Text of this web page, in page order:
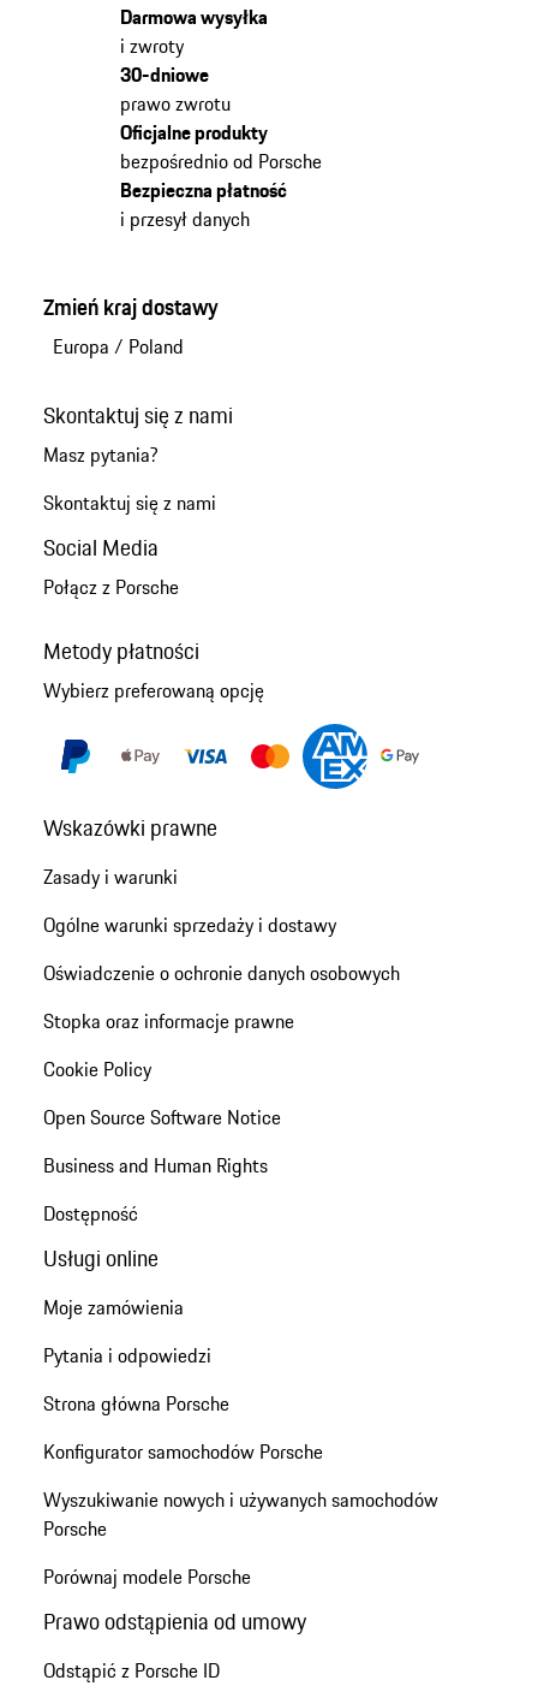
Darmowa wysyłka
i zwroty
30-dniowe
prawo zwrotu
Oficjalne produkty
bezpośrednio od Porsche
Bezpieczna płatność
i przesył danych
Zmień kraj dostawy
Europa / Poland
Skontaktuj się z nami
Masz pytania?
Skontaktuj się z nami
Social Media
Połącz z Porsche
Metody płatności
Wybierz preferowaną opcję
Wskazówki prawne
Zasady i warunki
Ogólne warunki sprzedaży i dostawy
Oświadczenie o ochronie danych osobowych
Stopka oraz informacje prawne
Cookie Policy
Open Source Software Notice
Business and Human Rights
Dostępność
Usługi online
Moje zamówienia
Pytania i odpowiedzi
Strona główna Porsche
Konfigurator samochodów Porsche
Wyszukiwanie nowych i używanych samochodów
Porsche
Porównaj modele Porsche
Prawo odstąpienia od umowy
Odstąpić z Porsche ID